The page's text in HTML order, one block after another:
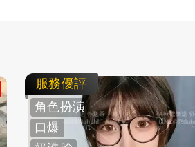
服務優評
角色扮演
口爆